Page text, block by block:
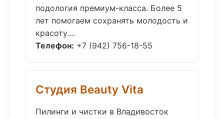
подология премиум-класса. Более 5
лет помогаем сохранять молодость и
красоту....
Телефон: +7 (942) 756-18-55
Студия Beauty Vita
Пилинги и чистки в Владивосток